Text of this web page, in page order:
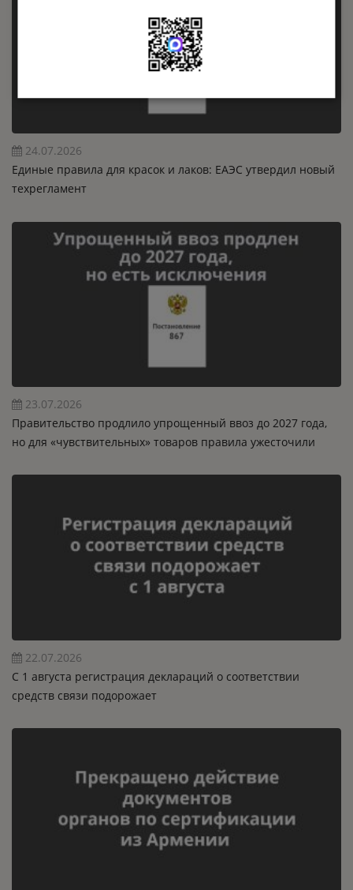
24.07.2026
Единые правила для красок и лаков: ЕАЭС утвердил новый
техрегламент
23.07.2026
Правительство продлило упрощенный ввоз до 2027 года,
но для «чувствительных» товаров правила ужесточили
22.07.2026
C 1 августа регистрация деклараций о соответствии
средств связи подорожает